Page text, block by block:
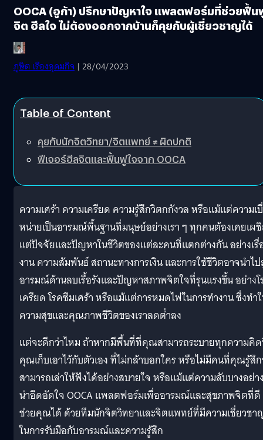
OOCA (อูก้า) ปรึกษาปัญหาใจ แพลตฟอร์มที่ช่วยฟื้น
จิต ฮีลใจ ไม่ต้องออกจากบ้านก็คุยกับผู้เชี่ยวชาญได้
ภูษิต เรืองอุดมกิจ | 28/04/2023
Table of Content
คุยกับนักจิตวิทยา/จิตแพทย์ ≠ ผิดปกติ
ฟีเจอร์ฮีลจิตและฟื้นฟูใจจาก OOCA
ความเศร้า ความเครียด ความรู้สึกวิตกกังวล หรือแม้แต่ความเ
หน่ายเป็นอารมณ์พื้นฐานที่มนุษย์อย่างเรา ๆ ทุกคนต้องเคยเผ
แต่ปัจจัยและปัญหาในชีวิตของแต่ละคนที่แตกต่างกัน อย่างเรื่
งาน ความสัมพันธ์ สถานะทางการเงิน และการใช้ชีวิตอาจนำไ
อารมณ์ด้านลบเรื้อรังและปัญหาสภาพจิตใจที่รุนแรงขึ้น อย่าง
เครียด โรคซึมเศร้า หรือแม้แต่การหมดไฟในการทำงาน ซึ่งทำ
ความสุขและคุณภาพชีวิตของเราลดต่ำลง
แต่จะดีกว่าไหม ถ้าหากมีพื้นที่ที่คุณสามารถระบายทุกความคิ
คุณเก็บเอาไว้กับตัวเอง ที่ไม่กล้าบอกใคร หรือไม่มีคนที่คุณรู้สึ
สามารถเล่าให้ฟังได้อย่างสบายใจ หรือแม้แต่ความลับบางอย่า
น่าอึดอัดใจ OOCA แพลตฟอร์มเพื่ออารมณ์และสุขภาพจิตที่ดี
ช่วยคุณได้ ด้วยทีมนักจิตวิทยาและจิตแพทย์ที่มีความเชี่ยวช
ในการรับมือกับอารมณ์และความรู้สึก